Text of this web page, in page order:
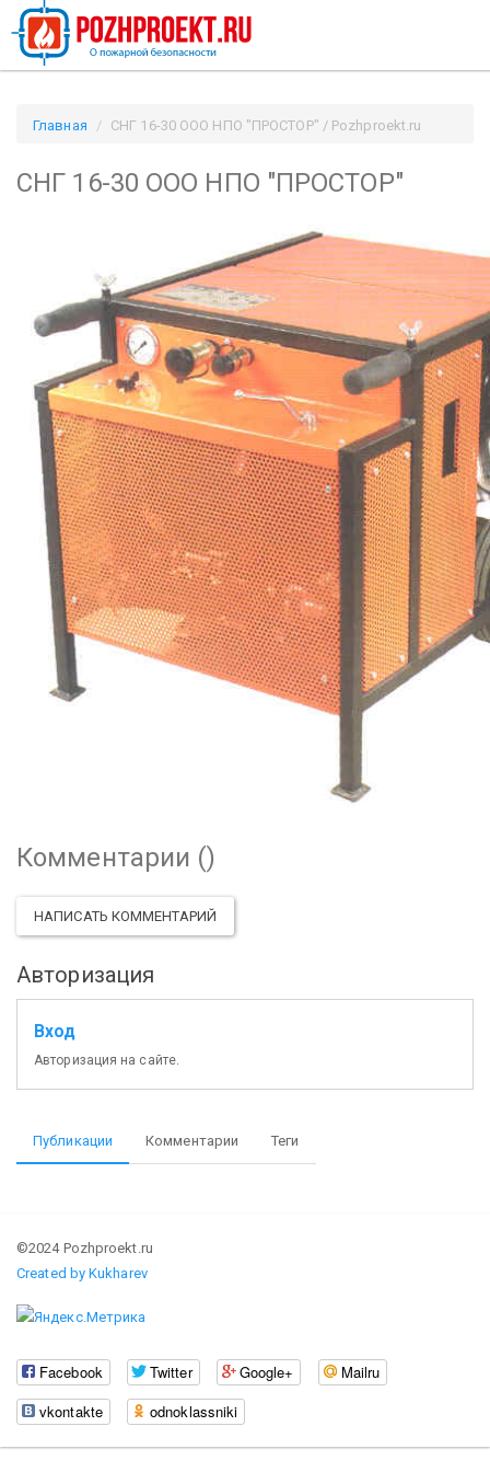
Главная СНГ 16-30 ООО НПО "ПРОСТОР" / Pozhproekt.ru
СНГ 16-30 ООО НПО "ПРОСТОР"
Комментарии ()
НАПИСАТЬ КОММЕНТАРИЙ
Авторизация
Вход
Авторизация на сайте.
Публикации Комментарии Теги
©2024 Pozhproekt.ru
Created by Kukharev
Facebook Twitter Google+
Mailru
vkontakte
odnoklassniki